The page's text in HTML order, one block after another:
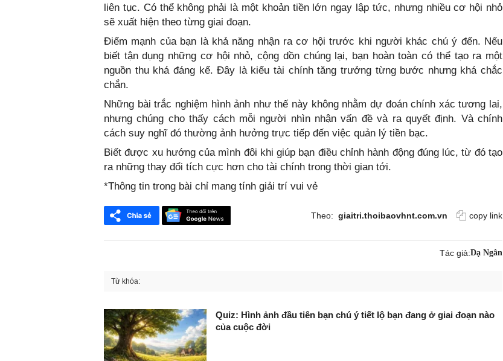
liên tục. Có thể không phải là một khoản tiền lớn ngay lập tức, nhưng nhiều cơ hội nhỏ
sẽ xuất hiện theo từng giai đoạn.
Điểm mạnh của bạn là khả năng nhận ra cơ hội trước khi người khác chú ý đến. Nếu
biết tận dụng những cơ hội nhỏ, cộng dồn chúng lại, bạn hoàn toàn có thể tạo ra một
nguồn thu khá đáng kể. Đây là kiểu tài chính tăng trưởng từng bước nhưng khá chắc
chắn.
Những bài trắc nghiệm hình ảnh như thế này không nhằm dự đoán chính xác tương lai,
nhưng chúng cho thấy cách mỗi người nhìn nhận vấn đề và ra quyết định. Và chính
cách suy nghĩ đó thường ảnh hưởng trực tiếp đến việc quản lý tiền bạc.
Biết được xu hướng của mình đôi khi giúp bạn điều chỉnh hành động đúng lúc, từ đó tạo
ra những thay đổi tích cực hơn cho tài chính trong thời gian tới.
*Thông tin trong bài chỉ mang tính giải trí vui vẻ
Theo: giaitri.thoibaovhnt.com.vn copy link
Tác giả:Dạ Ngân
Từ khóa:
Quiz: Hình ảnh đầu tiên bạn chú ý tiết lộ bạn đang ở giai đoạn nào
của cuộc đời